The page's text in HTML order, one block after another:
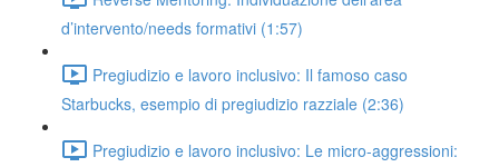
d’intervento/needs formativi (1:57)
Pregiudizio e lavoro inclusivo: Il famoso caso
Starbucks, esempio di pregiudizio razziale (2:36)
Pregiudizio e lavoro inclusivo: Le micro-aggressioni: